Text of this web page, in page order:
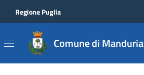
Regione Puglia
Comune di Manduria